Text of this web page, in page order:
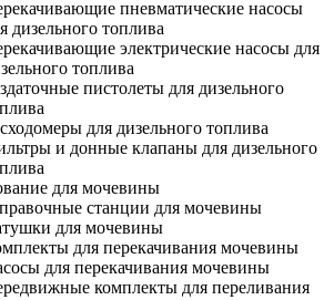
пневматические насосы
дизельного топлива
электрические насосы для
топлива
пистолеты для дизельного
для дизельного топлива
и донные клапаны для дизельного
для мочевины
станции для мочевины
для мочевины
для перекачивания мочевины
для перекачивания мочевины
комплекты для переливания